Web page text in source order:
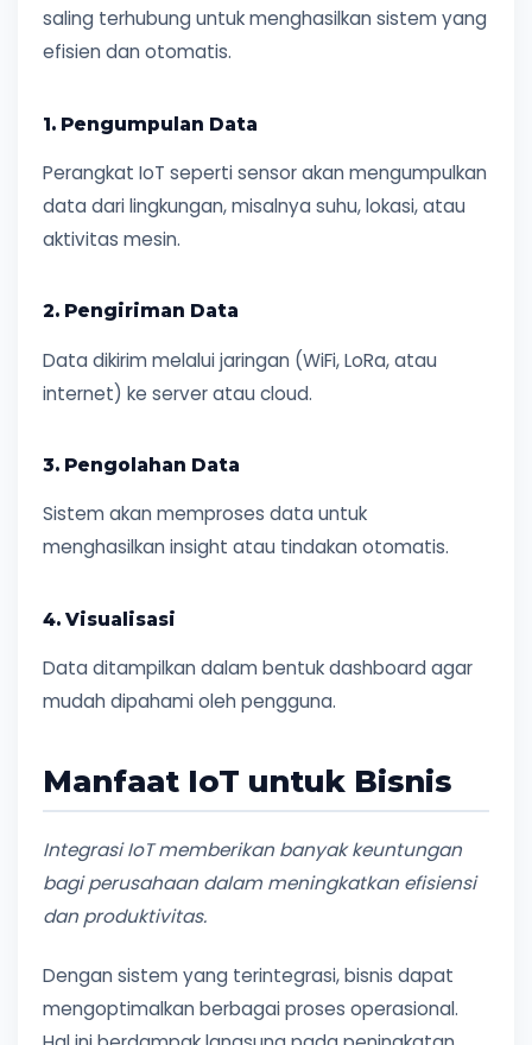
saling terhubung untuk menghasilkan sistem yang
efisien dan otomatis.
1. Pengumpulan Data
Perangkat IoT seperti sensor akan mengumpulkan
data dari lingkungan, misalnya suhu, lokasi, atau
aktivitas mesin.
2. Pengiriman Data
Data dikirim melalui jaringan (WiFi, LoRa, atau
internet) ke server atau cloud.
3. Pengolahan Data
Sistem akan memproses data untuk
menghasilkan insight atau tindakan otomatis.
4. Visualisasi
Data ditampilkan dalam bentuk dashboard agar
mudah dipahami oleh pengguna.
Manfaat IoT untuk Bisnis
Integrasi IoT memberikan banyak keuntungan
bagi perusahaan dalam meningkatkan efisiensi
dan produktivitas.
Dengan sistem yang terintegrasi, bisnis dapat
mengoptimalkan berbagai proses operasional.